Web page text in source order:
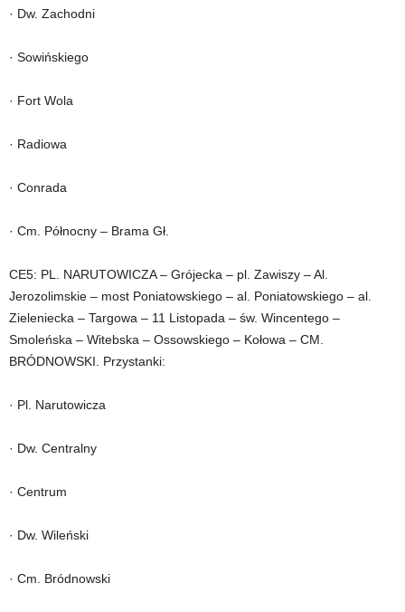
· Dw. Zachodni
· Sowińskiego
· Fort Wola
· Radiowa
· Conrada
· Cm. Północny – Brama Gł.
CE5: PL. NARUTOWICZA – Grójecka – pl. Zawiszy – Al.
Jerozolimskie – most Poniatowskiego – al. Poniatowskiego – al.
Zieleniecka – Targowa – 11 Listopada – św. Wincentego –
Smoleńska – Witebska – Ossowskiego – Kołowa – CM.
BRÓDNOWSKI. Przystanki:
· Pl. Narutowicza
· Dw. Centralny
· Centrum
· Dw. Wileński
· Cm. Bródnowski